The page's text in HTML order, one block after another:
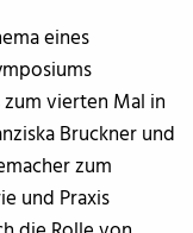
eines
vierten Mal in
Bruckner und
zum
und Praxis